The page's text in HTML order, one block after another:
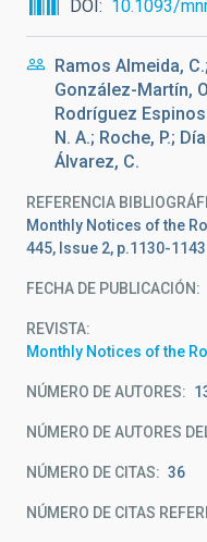
DOI
10.1093/
Ramos Almeida,
González-Martín,
Rodríguez
N. A.; Roche, P.;
Álvarez, C.
REFERENCIA
Monthly Notices of the
445, Issue 2, p.1130-1143
FECHA DE PUBLICACIÓN:
REVISTA
Monthly Notices of the
NÚMERO DE AUTORES
NÚMERO DE AUTORES
NÚMERO DE CITAS 36
NÚMERO DE CITAS